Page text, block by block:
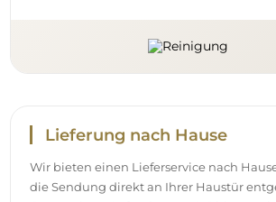
Anleitungen